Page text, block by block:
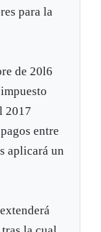
para la
de 20l6
2017
entre
aplicará un